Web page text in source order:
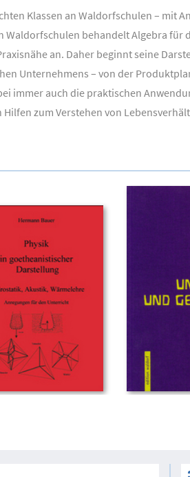
Klassen an Waldorfschulen – mit
behandelt Algebra für
an. Daher beginnt seine
Unternehmens – von der
immer auch die praktischen
zum Verstehen von